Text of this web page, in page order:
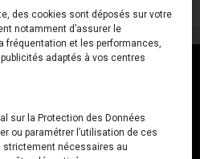
des cookies sont déposés sur votre
notamment d’assurer le
fréquentation et les performances,
adaptés à vos centres
sur la Protection des Données
ou paramétrer l’utilisation de ces
strictement nécessaires au
au Vendredi
12h30 // 14h00 –